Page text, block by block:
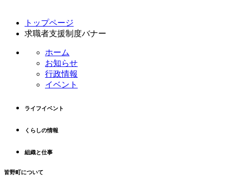
トップページ
求職者支援制度バナー
ホーム
お知らせ
行政情報
イベント
ライフイベント
くらしの情報
組織と仕事
皆野町について